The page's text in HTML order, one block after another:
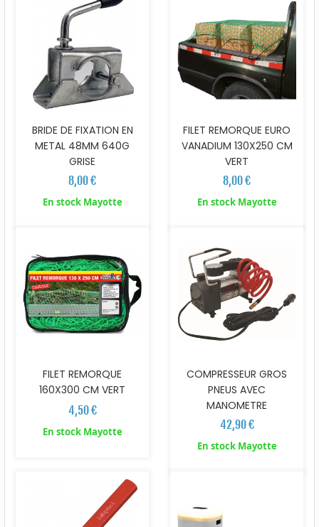
BRIDE DE FIXATION EN
METAL 48MM 640G
GRISE
8,00 €
En stock Mayotte
FILET REMORQUE EURO
VANADIUM 130X250 CM
VERT
8,00 €
En stock Mayotte
FILET REMORQUE
160X300 CM VERT
4,50 €
En stock Mayotte
COMPRESSEUR GROS
PNEUS AVEC
MANOMETRE
42,90 €
En stock Mayotte